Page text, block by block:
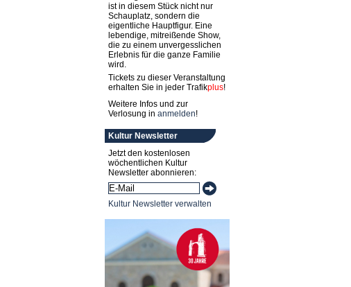
ist in diesem Stück nicht nur
Schauplatz, sondern die
eigentliche Hauptfigur. Eine
lebendige, mitreißende Show,
die zu einem unvergesslichen
Erlebnis für die ganze Familie
wird.
Tickets zu dieser Veranstaltung
erhalten Sie in jeder Trafikplus!
Weitere Infos und zur
Verlosung in anmelden!
Kultur Newsletter
Jetzt den kostenlosen
wöchentlichen Kultur
Newsletter abonnieren:
Kultur Newsletter verwalten